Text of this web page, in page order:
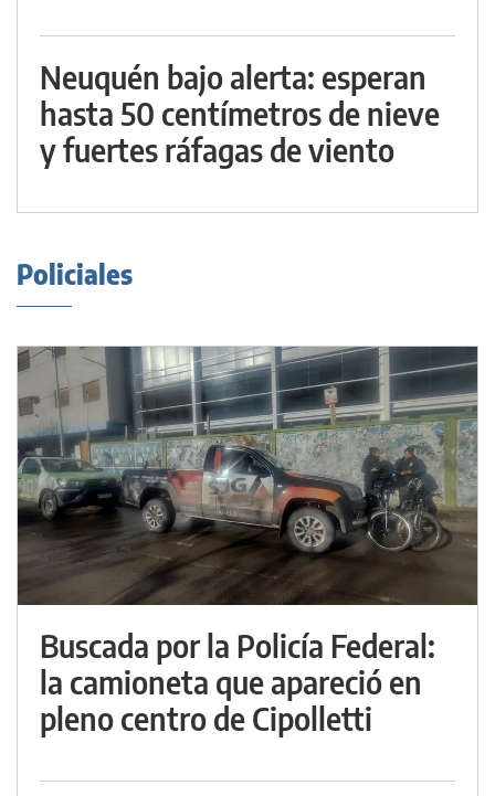
Neuquén bajo alerta: esperan
hasta 50 centímetros de nieve
y fuertes ráfagas de viento
Policiales
Buscada por la Policía Federal:
la camioneta que apareció en
pleno centro de Cipolletti